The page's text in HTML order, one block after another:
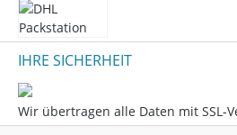
IHRE SICHERHEIT
Wir übertragen alle Daten mit SSL-